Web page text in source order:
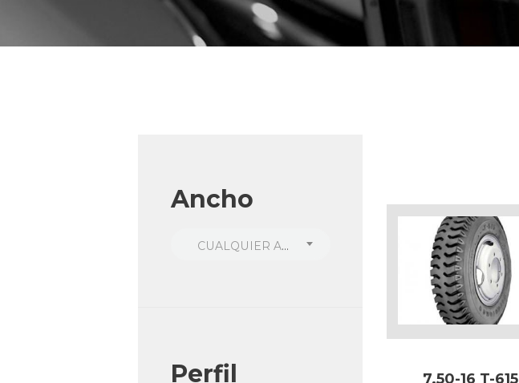
7.50-16 T-615
Ancho
CUALQUIER ANCHO
Perfil